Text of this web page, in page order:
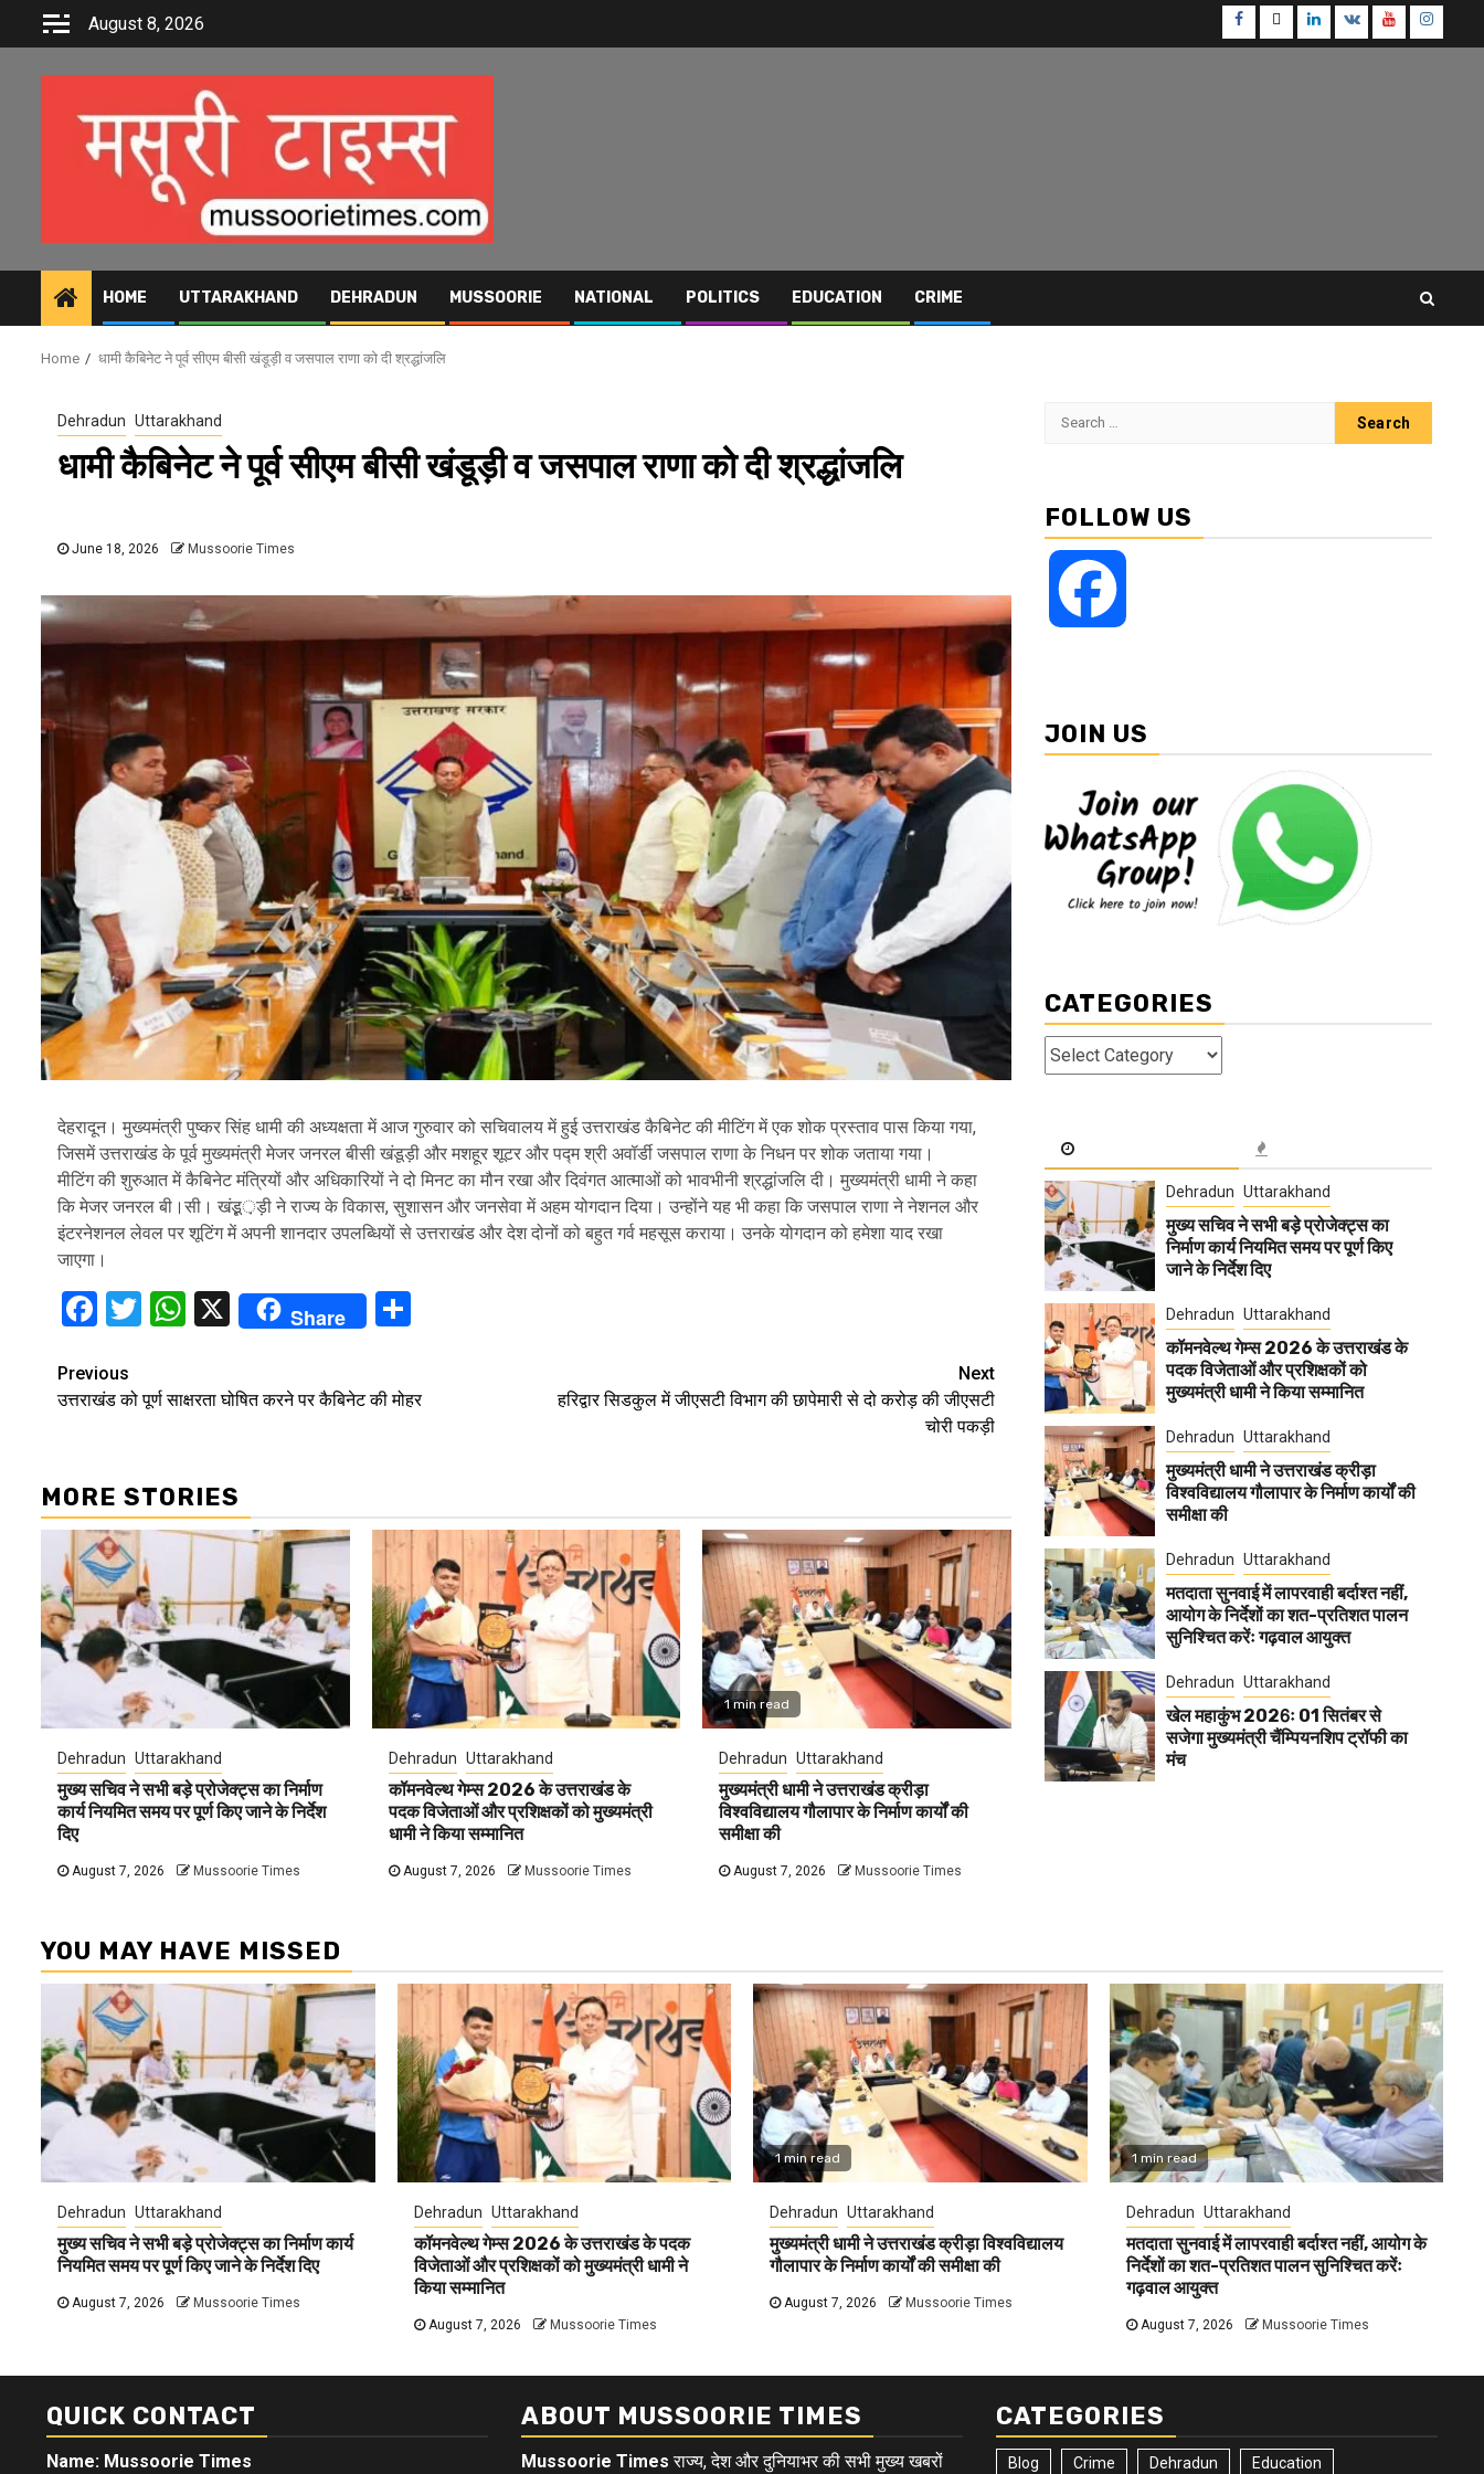
August 8, 2026 Facebook
TwitterLinkedin
VK Youtube
HOME UTTARAKHAND DEHRADUN MUSSOORIE NATIONAL POLITICS EDUCATION CRIME
Home धामी कैबिनेट ने पूर्व सीएम बीसी खंडूड़ी व जसपाल राणा को दी श्रद्धांजलि
Dehradun Uttarakhand
धामी कैबिनेट ने पूर्व सीएम बीसी खंडूड़ी व जसपाल राणा को दी श्रद्धांजलि
June 18, 2026 Mussoorie Times
देहरादून। मुख्यमंत्री पुष्कर सिंह धामी की अध्यक्षता में आज गुरुवार को सचिवालय में हुई उत्तराखंड कैबिनेट की मीटिंग में एक शोक प्रस्ताव पास किया गया,
जिसमें उत्तराखंड के पूर्व मुख्यमंत्री मेजर जनरल बीसी खंडूड़ी और मशहूर शूटर और पद्म श्री अवॉर्डी जसपाल राणा के निधन पर शोक जताया गया।
मीटिंग की शुरुआत में कैबिनेट मंत्रियों और अधिकारियों ने दो मिनट का मौन रखा और दिवंगत आत्माओं को भावभीनी श्रद्धांजलि दी। मुख्यमंत्री धामी ने कहा
कि मेजर जनरल बी।सी। खंडू़़ड़ी ने राज्य के विकास, सुशासन और जनसेवा में अहम योगदान दिया। उन्होंने यह भी कहा कि जसपाल राणा ने नेशनल और
इंटरनेशनल लेवल पर शूटिंग में अपनी शानदार उपलब्धियों से उत्तराखंड और देश दोनों को बहुत गर्व महसूस कराया। उनके योगदान को हमेशा याद रखा
जाएगा।
Facebook
TwitterWhatsApp
X Share
Continue
Reading
Previous
उत्तराखंड को पूर्ण साक्षरता घोषित करने पर कैबिनेट की मोहर
Next
हरिद्वार सिडकुल में जीएसटी विभाग की छापेमारी से दो करोड़ की जीएसटी
चोरी पकड़ी
MORE STORIES
Dehradun Uttarakhand
मुख्य सचिव ने सभी बड़े प्रोजेक्ट्स का निर्माण
कार्य नियमित समय पर पूर्ण किए जाने के निर्देश
दिए
August 7, 2026 Mussoorie Times
Dehradun Uttarakhand
कॉमनवेल्थ गेम्स 2026 के उत्तराखंड के
पदक विजेताओं और प्रशिक्षकों को मुख्यमंत्री
धामी ने किया सम्मानित
August 7, 2026 Mussoorie Times
1 min read
Dehradun Uttarakhand
मुख्यमंत्री धामी ने उत्तराखंड क्रीड़ा
विश्वविद्यालय गौलापार के निर्माण कार्यों की
समीक्षा की
August 7, 2026 Mussoorie Times
Search
FOLLOW US
JOIN US
CATEGORIES
Categories
Dehradun Uttarakhand
मुख्य सचिव ने सभी बड़े प्रोजेक्ट्स का
निर्माण कार्य नियमित समय पर पूर्ण किए
जाने के निर्देश दिए
Dehradun Uttarakhand
कॉमनवेल्थ गेम्स 2026 के उत्तराखंड के
पदक विजेताओं और प्रशिक्षकों को
मुख्यमंत्री धामी ने किया सम्मानित
Dehradun Uttarakhand
मुख्यमंत्री धामी ने उत्तराखंड क्रीड़ा
विश्वविद्यालय गौलापार के निर्माण कार्यों की
समीक्षा की
Dehradun Uttarakhand
मतदाता सुनवाई में लापरवाही बर्दाश्त नहीं,
आयोग के निर्देशों का शत-प्रतिशत पालन
सुनिश्चित करेंः गढ़वाल आयुक्त
Dehradun Uttarakhand
खेल महाकुंभ 2026ः 01 सितंबर से
सजेगा मुख्यमंत्री चैंम्पियनशिप ट्रॉफी का
मंच
YOU MAY HAVE MISSED
Dehradun Uttarakhand
मुख्य सचिव ने सभी बड़े प्रोजेक्ट्स का निर्माण कार्य
नियमित समय पर पूर्ण किए जाने के निर्देश दिए
August 7, 2026 Mussoorie Times
Dehradun Uttarakhand
कॉमनवेल्थ गेम्स 2026 के उत्तराखंड के पदक
विजेताओं और प्रशिक्षकों को मुख्यमंत्री धामी ने
किया सम्मानित
August 7, 2026 Mussoorie Times
1 min read
Dehradun Uttarakhand
मुख्यमंत्री धामी ने उत्तराखंड क्रीड़ा विश्वविद्यालय
गौलापार के निर्माण कार्यों की समीक्षा की
August 7, 2026 Mussoorie Times
1 min read
Dehradun Uttarakhand
मतदाता सुनवाई में लापरवाही बर्दाश्त नहीं, आयोग के
निर्देशों का शत-प्रतिशत पालन सुनिश्चित करेंः
गढ़वाल आयुक्त
August 7, 2026 Mussoorie Times
QUICK CONTACT
Name: Mussoorie Times
ABOUT MUSSOORIE TIMES
Mussoorie Times राज्य, देश और दुनियाभर की सभी मुख्य खबरों
CATEGORIES
Blog Crime Dehradun Education